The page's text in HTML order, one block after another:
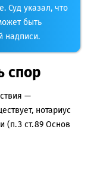
Суд указал, что
быть
надписи.
спор
—
нотариус
(п. 3 ст. 89 Основ